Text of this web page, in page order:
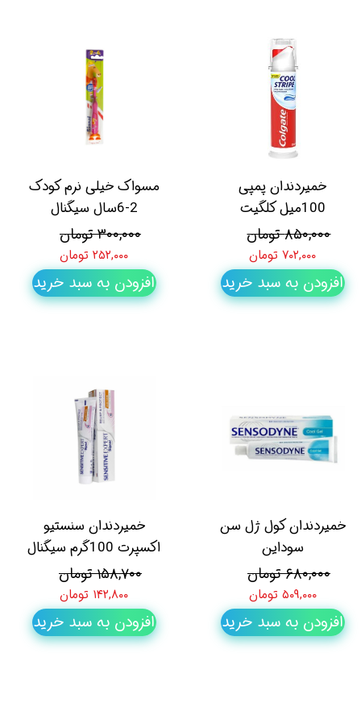
خمیردندان پمپی
100میل کلگیت
۸۵۰,۰۰۰ تومان
۷۰۲,۰۰۰ تومان
افزودن به سبد خرید
مسواک خیلی نرم کودک
2-6سال سیگنال
۳۰۰,۰۰۰ تومان
۲۵۲,۰۰۰ تومان
افزودن به سبد خرید
خمیردندان کول ژل سن
سوداین
۶۸۰,۰۰۰ تومان
۵۰۹,۰۰۰ تومان
افزودن به سبد خرید
خمیردندان سنستیو
اکسپرت 100گرم سیگنال
۱۵۸,۷۰۰ تومان
۱۴۲,۸۰۰ تومان
افزودن به سبد خرید